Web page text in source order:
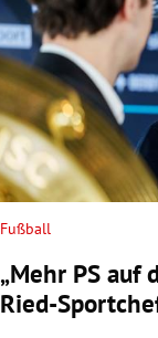
Fußball
„Mehr PS auf
Ried-